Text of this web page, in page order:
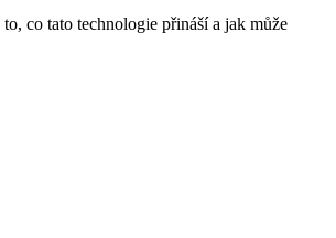
to, co tato technologie přináší a jak může